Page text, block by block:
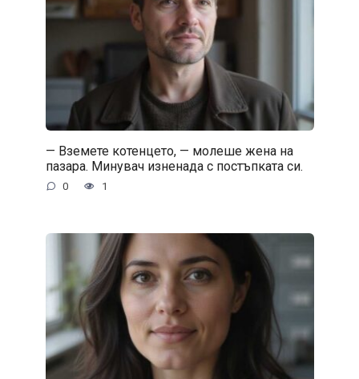
— Вземете котенцето, — молеше жена на
пазара. Минувач изненада с постъпката си.
0 1